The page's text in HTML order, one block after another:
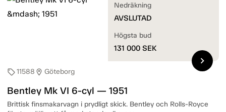
sell11588 location_on Göteborg
Bentley Mk VI 6-cyl — 1951
Brittisk finsmakarvagn i prydligt skick. Bentley och Rolls-Royce
Nedräkning
AVSLUTAD
Högsta bud
131 000 SEK
chevron_right